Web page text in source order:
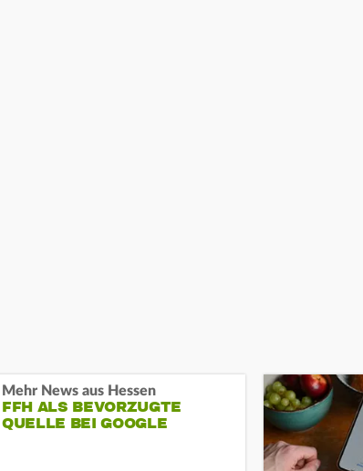
Mehr News aus Hessen
FFH ALS BEVORZUGTE
QUELLE BEI GOOGLE